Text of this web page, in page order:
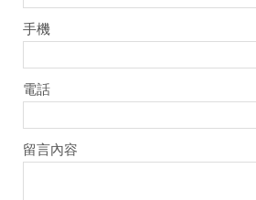
手機
電話
留言內容